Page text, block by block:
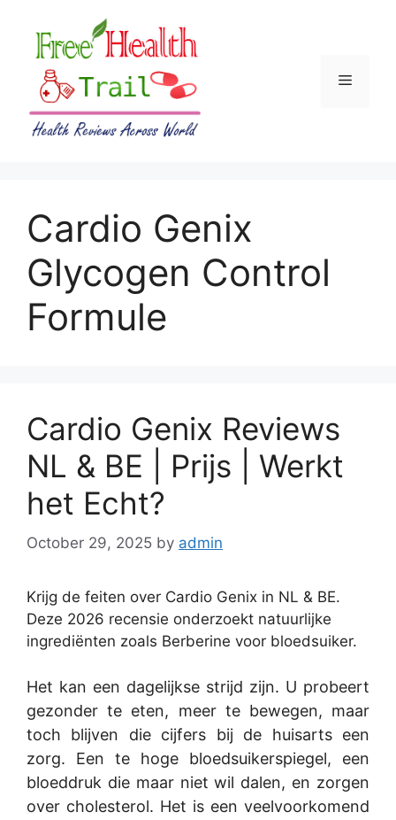
content
Menu
Cardio Genix
Glycogen Control
Formule
Cardio Genix Reviews
NL & BE | Prijs | Werkt
het Echt?
October 29, 2025 by admin
Krijg de feiten over Cardio Genix in NL & BE.
Deze 2026 recensie onderzoekt natuurlijke
ingrediënten zoals Berberine voor bloedsuiker.
Het kan een dagelijkse strijd zijn. U probeert
gezonder te eten, meer te bewegen, maar
toch blijven die cijfers bij de huisarts een
zorg. Een te hoge bloedsuikerspiegel, een
bloeddruk die maar niet wil dalen, en zorgen
over cholesterol. Het is een veelvoorkomend